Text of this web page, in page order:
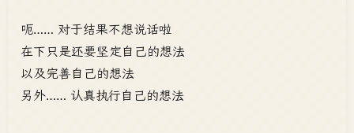
呃…… 对于结果不想说话啦
在下只是还要坚定自己的想法
以及完善自己的想法
另外…… 认真执行自己的想法